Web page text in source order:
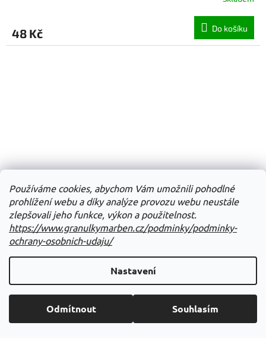
Používáme cookies, abychom Vám umožnili pohodlné
prohlížení webu a díky analýze provozu webu neustále
zlepšovali jeho funkce, výkon a použitelnost.
https://www.granulkymarben.cz/podminky/podminky-
ochrany-osobnich-udaju/
Nastavení
Odmítnout Souhlasím
48 Kč Do košíku
DINGO suchary speciál 500g
Skladem
Do košíku